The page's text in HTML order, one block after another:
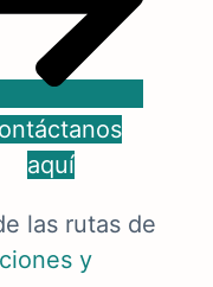
aquí
las rutas de
y